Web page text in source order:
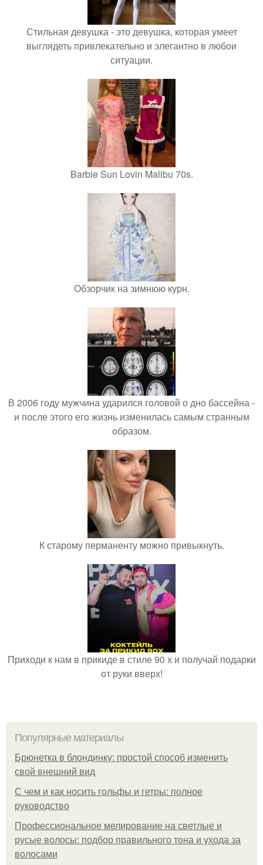
Стильная девушка - это девушка, которая умеет
выглядеть привлекательно и элегантно в любои
ситуации.
Barbie Sun Lovin Malibu 70s.
Обзорчик на зимнюю курн.
В 2006 году мужчина ударился головой о дно бассейна -
и после этого его жизнь изменилась самым странным
образом.
К старому перманенту можно привыкнуть.
Приходи к нам в прикиде в стиле 90 х и получай подарки
от руки вверх!
Популярные материалы
Брюнетка в блондинку: простой способ изменить
свой внешний вид
С чем и как носить гольфы и гетры: полное
руководство
Профессиональное мелирование на светлые и
русые волосы: подбор правильного тона и ухода за
волосами